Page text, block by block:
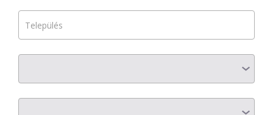
2002
AZ ELŐFIZETÉS RÉSZLETEI